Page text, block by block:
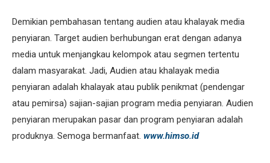
Demikian pembahasan tentang audien atau khalayak media
penyiaran. Target audien berhubungan erat dengan adanya
media untuk menjangkau kelompok atau segmen tertentu
dalam masyarakat. Jadi, Audien atau khalayak media
penyiaran adalah khalayak atau publik penikmat (pendengar
atau pemirsa) sajian-sajian program media penyiaran. Audien
penyiaran merupakan pasar dan program penyiaran adalah
produknya. Semoga bermanfaat. www.himso.id